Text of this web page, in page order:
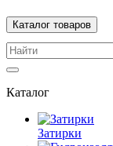
Каталог товаров
Каталог
Затирки